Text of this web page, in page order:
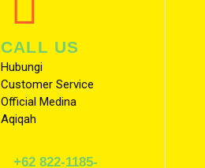
CALL US
Hubungi
Customer Service
Official Medina
Aqiqah
+62 822-1185-